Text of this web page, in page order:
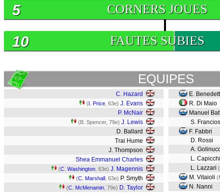
CORNERS JOUES
5
FAUTES SUBIES
10
EQUIPES
C. Hazard
(I. Price , 63e) J. Evans
P. McNair
(B. Spencer, 79e) J. Lewis
D. Ballard
Trai Hume
J. Thompson
Shea Emmanuel Charles
(C. Washington , 63e) J. Magennis
(C. Marshall , 63e) P. Smyth
(C. McMenamin , 79e) D. Taylor
E.
R. Di Maio
Manuel
S.
F. Fabbri
D. Rossi
A.
L.
L. Lazzari
M. Vitaioli
N. Nanni